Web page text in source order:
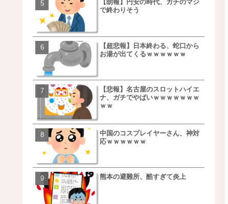
【朗報】円安の時代、ガチのマジ
で終わりそう
【超悲報】日本終わる、蛇口から
お湯が出てくるｗｗｗｗｗｗ
【悲報】名古屋のスロットハイエ
ナ、ガチでやばいｗｗｗｗｗｗｗ
ｗｗ
中国のコスプレイヤーさん、神対
応ｗｗｗｗｗｗ
熊本の避難所、酷すぎて炎上
【朗報】NOギルティ炭
【画像】例の梨を5000個
家さん、少し流れが変わ
【悲報】日本、ついに駅
段が限界突破ｗｗｗｗｗ
【悲報】すき家、炎上ｗ
ｗｗｗｗｗｗｗｗｗｗｗ
【画像】三百円でできる
ベチｗｗｗｗｗｗｗｗｗ